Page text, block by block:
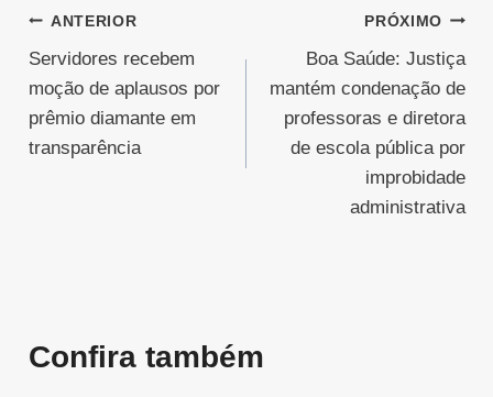
Navegação
de
Post
ANTERIOR
Servidores recebem
moção de aplausos por
prêmio diamante em
transparência
PRÓXIMO
Boa Saúde: Justiça
mantém condenação de
professoras e diretora
de escola pública por
improbidade
administrativa
Confira também